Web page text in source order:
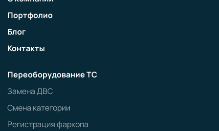
Портфолио
Блог
Контакты
Переоборудование ТС
Замена ДВС
Смена категории
Регистрация фаркопа